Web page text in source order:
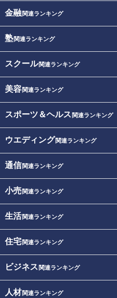
金融関連ランキング
塾関連ランキング
スクール関連ランキング
美容関連ランキング
スポーツ＆ヘルス 関連ランキング
ウエディング関連ランキング
通信関連ランキング
小売関連ランキング
生活関連ランキング
住宅関連ランキング
ビジネス 関連ランキング
人材関連ランキング